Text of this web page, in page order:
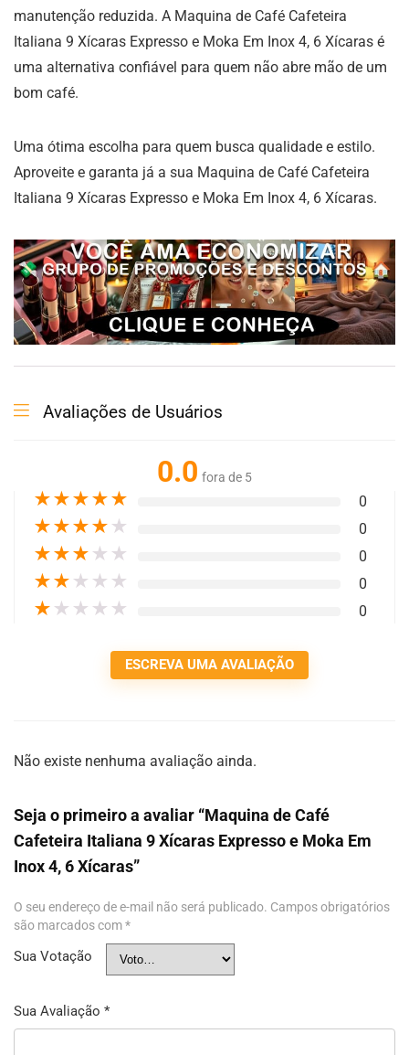
manutenção reduzida. A Maquina de Café Cafeteira
Italiana 9 Xícaras Expresso e Moka Em Inox 4, 6 Xícaras é
uma alternativa confiável para quem não abre mão de um
bom café.
Uma ótima escolha para quem busca qualidade e estilo.
Aproveite e garanta já a sua Maquina de Café Cafeteira
Italiana 9 Xícaras Expresso e Moka Em Inox 4, 6 Xícaras.
Avaliações de Usuários
0.0 fora de 5
★★★★★ 0
★★★★ ★ 0
★★★ ★ ★ 0
★★ ★ ★ ★ 0
★ ★ ★ ★ ★ 0
ESCREVA UMA AVALIAÇÃO
Não existe nenhuma avaliação ainda.
Seja o primeiro a avaliar “Maquina de Café
Cafeteira Italiana 9 Xícaras Expresso e Moka Em
Inox 4, 6 Xícaras”
O seu endereço de e-mail não será publicado. Campos obrigatórios
são marcados com*
Sua Votação
Sua Avaliação *